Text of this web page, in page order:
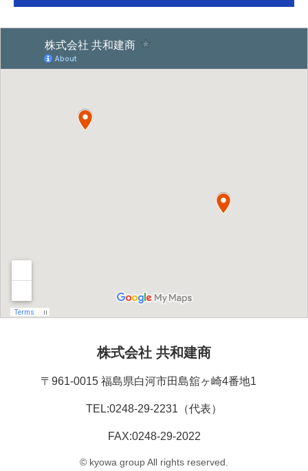
株式会社 共和建商
〒961-0015 福島県白河市田島舘ヶ崎4番地1
TEL:0248-29-2231（代表）
FAX:0248-29-2022
© kyowa group All rights reserved.